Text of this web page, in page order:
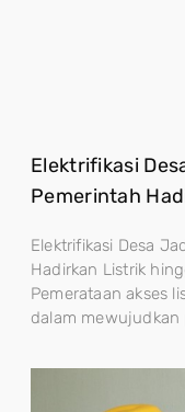
Elektrifikasi
Pemerintah
Elektrifikasi Desa
Hadirkan Listrik
Pemerataan akses
dalam